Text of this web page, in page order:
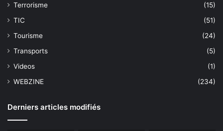
Terrorisme
(15)
TIC
(51)
Tourisme
(24)
Transports
(5)
Videos
(1)
WEBZINE
(234)
Derniers articles modifiés